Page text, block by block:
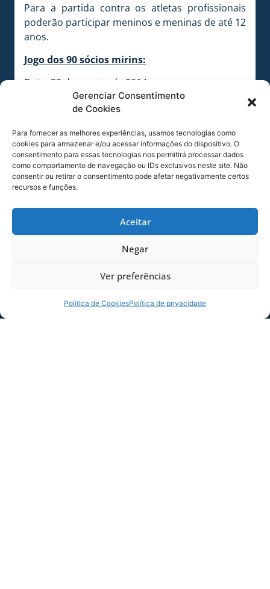
Gerenciar Consentimento
de Cookies
Para fornecer as melhores experiências, usamos tecnologias como
cookies para armazenar e/ou acessar informações do dispositivo. O
consentimento para essas tecnologias nos permitirá processar dados
como comportamento de navegação ou IDs exclusivos neste site. Não
consentir ou retirar o consentimento pode afetar negativamente certos
recursos e funções.
Aceitar
Negar
Ver preferências
Politica de CookiesPolítica de privacidade
Para a partida contra os atletas profissionais
poderão participar meninos e meninas de até 12
anos.
Jogo dos 90 sócios mirins:
Data: 30 de agosto de 2014
Horário: 11h
E-mail para inscrições: jogomirim@avai.com.br
Dados necessários
Nome do Responsável:
RG/CPF do Responsável:
Nome do sócio mirim:
Para mais informações, entre em contato com a
COMPARTILHE ESSA NOTÍCIA